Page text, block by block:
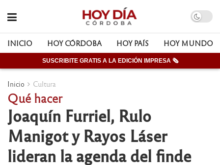
INICIO HOY CÓRDOBA HOY PAÍS HOY MUNDO
SUSCRIBITE GRATIS A LA EDICIÓN IMPRESA 🗞
Inicio Cultura
Qué hacer
Joaquín Furriel, Rulo
Manigot y Rayos Láser
lideran la agenda del finde